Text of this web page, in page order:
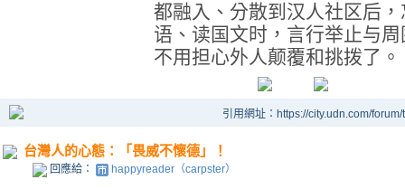
都融入、分散到汉人社区后
语、读国文时，言行举止与
不用担心外人颠覆和挑拨了。
引用網址：https://city.udn.com/
台灣人的心態：「畏威不懷德」！
回應給： happyreader（carpster）